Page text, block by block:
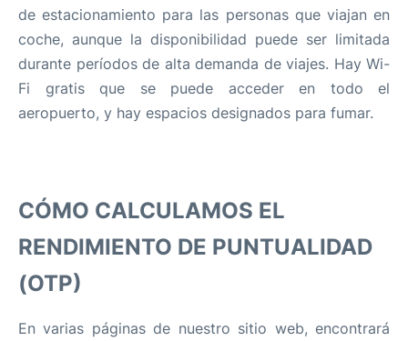
de estacionamiento para las personas que viajan en
coche, aunque la disponibilidad puede ser limitada
durante períodos de alta demanda de viajes. Hay Wi-
Fi gratis que se puede acceder en todo el
aeropuerto, y hay espacios designados para fumar.
CÓMO CALCULAMOS EL
RENDIMIENTO DE PUNTUALIDAD
(OTP)
En varias páginas de nuestro sitio web, encontrará